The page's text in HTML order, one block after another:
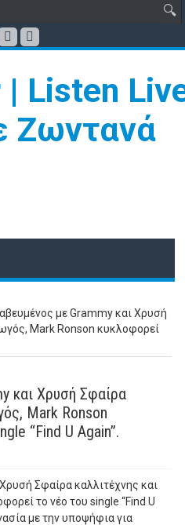
με Grammy και Χρυσή
Mark Ronson κυκλοφορεί
και Χρυσή Σφαίρα
Mark Ronson
“Find U Again”.
Σφαίρα καλλιτέχνης και
το νέο του single “Find U
με την υποψήφια για